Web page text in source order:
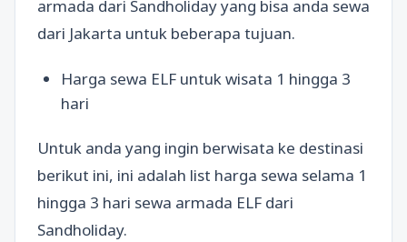
armada dari Sandholiday yang bisa anda sewa
dari Jakarta untuk beberapa tujuan.
Harga sewa ELF untuk wisata 1 hingga 3
hari
Untuk anda yang ingin berwisata ke destinasi
berikut ini, ini adalah list harga sewa selama 1
hingga 3 hari sewa armada ELF dari
Sandholiday.